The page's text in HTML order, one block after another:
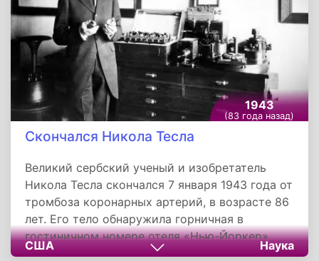
1943
(83 года назад)
Скончался Никола Тесла
Великий сербский ученый и изобретатель
Никола Тесла скончался 7 января 1943 года от
тромбоза коронарных артерий, в возрасте 86
лет. Его тело обнаружила горничная в
гостиничном номере отеля «Нью-Йоркер».
Ученого похоронили 12 января 1943 года на
США Наука